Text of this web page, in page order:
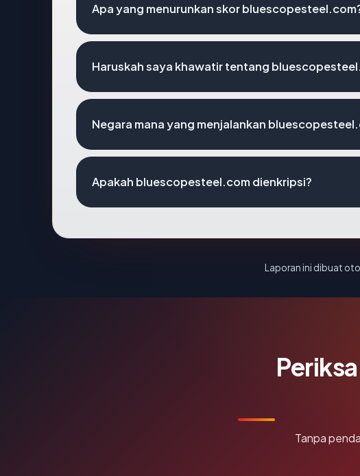
Apa yang menurunkan skor
Haruskah saya khawatir tentang
Negara mana yang menjalankan
Apakah bluescopesteel.com dienkripsi?
Laporan ini dibuat
Tanpa